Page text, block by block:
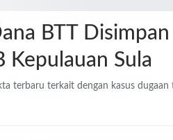
BTT
Kepulauan Sula
terbaru terkait dengan kasus